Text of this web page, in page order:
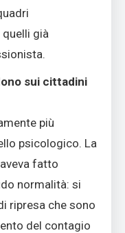
già
sui cittadini
più
psicologico. La
fatto
normalità: si
ripresa che sono
del contagio